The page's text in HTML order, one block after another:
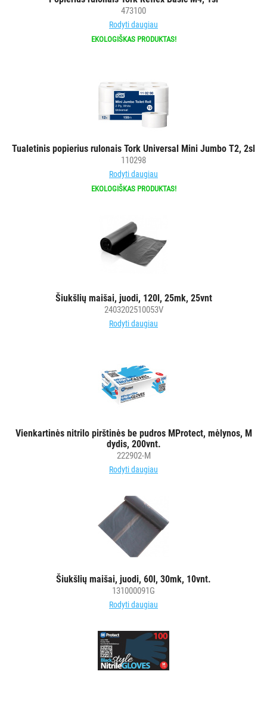
473100
Rodyti daugiau
EKOLOGIŠKAS PRODUKTAS!
Tualetinis popierius rulonais Tork Universal Mini Jumbo T2, 2sl
110298
Rodyti daugiau
EKOLOGIŠKAS PRODUKTAS!
Šiukšlių maišai, juodi, 120l, 25mk, 25vnt
2403202510053V
Rodyti daugiau
Vienkartinės nitrilo pirštinės be pudros MProtect, mėlynos, M
dydis, 200vnt.
222902-M
Rodyti daugiau
Šiukšlių maišai, juodi, 60l, 30mk, 10vnt.
131000091G
Rodyti daugiau